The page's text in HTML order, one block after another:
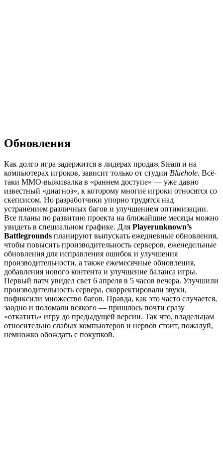
Обновления
Как долго игра задержится в лидерах продаж Steam и на
компьютерах игроков, зависит только от студии Bluehole. Всё-
таки MMO-выживалка в «раннем доступе» — уже давно
известный «диагноз», к которому многие игроки относятся со
скепсисом. Но разработчики упорно трудятся над
устранением различных багов и улучшением оптимизации.
Все планы по развитию проекта на ближайшие месяцы можно
увидеть в специальном графике. Для Playerunknown’s
Battlegrounds планируют выпускать ежедневные обновления,
чтобы повысить производительность серверов, еженедельные
обновления для исправления ошибок и улучшения
производительности, а также ежемесячные обновления,
добавления нового контента и улучшение баланса игры.
Первый патч увидел свет 6 апреля в 5 часов вечера. Улучшили
производительность сервера, скорректировали звуки,
пофиксили множество багов. Правда, как это часто случается,
заодно и поломали всякого — пришлось почти сразу
«откатить» игру до предыдущей версии. Так что, владельцам
относительно слабых компьютеров и нервов стоит, пожалуй,
немножко обождать с покупкой.